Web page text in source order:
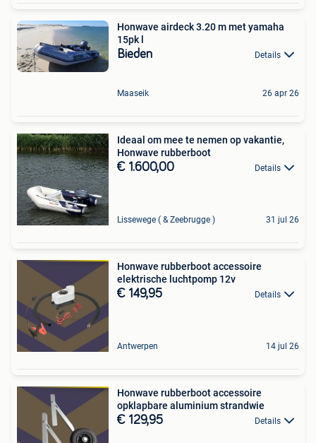
Honwave airdeck 3.20 m met yamaha
Bieden Details
Maaseik 26 apr 26
Ideaal om mee te nemen op vakantie,
Honwave rubberboot
€ 1.600,00 Details
Lissewege ( & Zeebrugge ) 31 jul 26
Honwave rubberboot accessoire
elektrische luchtpomp 12v
€ 149,95 Details
Antwerpen 14 jul 26
Honwave rubberboot accessoire
opklapbare aluminium strandwie
€ 129,95 Details